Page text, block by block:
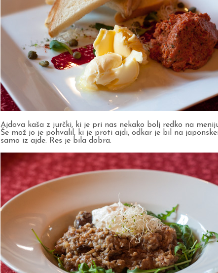
Ajdova kaša z jurčki, ki je pri nas nekako bolj redko na
Še mož jo je pohvalil, ki je proti ajdi, odkar je bil na
samo iz ajde. Res je bila dobra.